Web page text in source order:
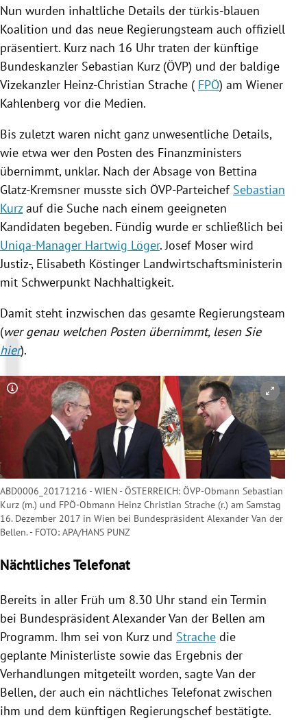
Nun wurden inhaltliche Details der türkis-blauen
Koalition und das neue Regierungsteam auch offiziell
präsentiert. Kurz nach 16 Uhr traten der künftige
Bundeskanzler Sebastian Kurz(ÖVP) und der baldige
Vizekanzler Heinz-Christian Strache ( FPÖ) am Wiener
Kahlenberg vor die Medien.
Bis zuletzt waren nicht ganz unwesentliche Details,
wie etwa wer den Posten des Finanzministers
übernimmt, unklar. Nach der Absage von Bettina
Glatz-Kremsner musste sich ÖVP-Parteichef Sebastian
Kurzauf die Suche nach einem geeigneten
Kandidaten begeben. Fündig wurde er schließlich bei
Uniqa-Manager Hartwig Löger.Josef Moser wird
Justiz-, Elisabeth Köstinger Landwirtschaftsministerin
mit Schwerpunkt Nachhaltigkeit.
Damit steht inzwischen das gesamte Regierungsteam
(wer genau welchen Posten übernimmt, lesen Sie
hier).
Copyright-Hinweis öffnen/schließen
ABD0006_20171216 - WIEN - ÖSTERREICH: ÖVP-Obmann Sebastian
Kurz (m.) und FPÖ-Obmann Heinz Christian Strache (r.) am Samstag
16. Dezember 2017 in Wien bei Bundespräsident Alexander Van der
Bellen. - FOTO: APA/HANS PUNZ
Nächtliches Telefonat
Bereits in aller Früh um 8.30 Uhr stand ein Termin
bei BundespräsidentAlexander Van der Bellen am
Programm. Ihm sei von Kurz und Strache die
geplante Ministerliste sowie das Ergebnis der
Verhandlungen mitgeteilt worden, sagte Van der
Bellen, der auch ein nächtliches Telefonat zwischen
ihm und dem künftigen Regierungschef bestätigte.